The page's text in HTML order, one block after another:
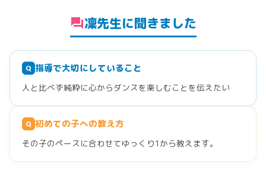
forum凜先生に聞きました
Q 指導で大切にしていること
人と比べず純粋に心からダンスを楽しむことを伝えたい
Q 初めての子への教え方
その子のペースに合わせてゆっくり1から教えます。